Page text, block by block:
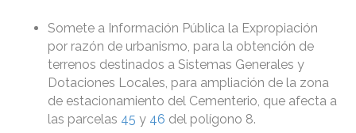
Somete a Información Pública la Expropiación
por razón de urbanismo, para la obtención de
terrenos destinados a Sistemas Generales y
Dotaciones Locales, para ampliación de la zona
de estacionamiento del Cementerio, que afecta a
las parcelas 45 y 46 del polígono 8.